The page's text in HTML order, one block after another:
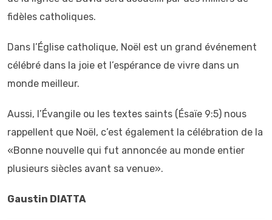
fidèles catholiques.
Dans l’Église catholique, Noël est un grand événement
célébré dans la joie et l’espérance de vivre dans un
monde meilleur.
Aussi, l’Évangile ou les textes saints (Ésaïe 9:5) nous
rappellent que Noël, c’est également la célébration de la
«Bonne nouvelle qui fut annoncée au monde entier
plusieurs siècles avant sa venue».
Gaustin DIATTA